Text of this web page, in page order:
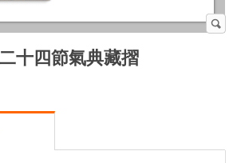
十四節氣典藏摺